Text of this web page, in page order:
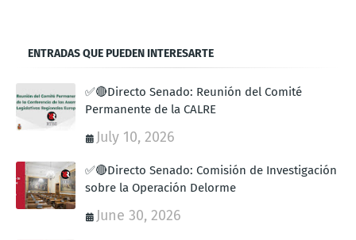
ENTRADAS QUE PUEDEN INTERESARTE
✅🔴Directo Senado: Reunión del Comité
Permanente de la CALRE
July 10, 2026
✅🔴Directo Senado: Comisión de Investigación
sobre la Operación Delorme
June 30, 2026